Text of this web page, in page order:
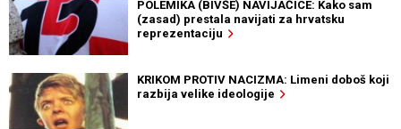
POLEMIKA (BIVŠE) NAVIJAČICE: Kako sam
(zasad) prestala navijati za hrvatsku
reprezentaciju
KRIKOM PROTIV NACIZMA: Limeni doboš koji
razbija velike ideologije